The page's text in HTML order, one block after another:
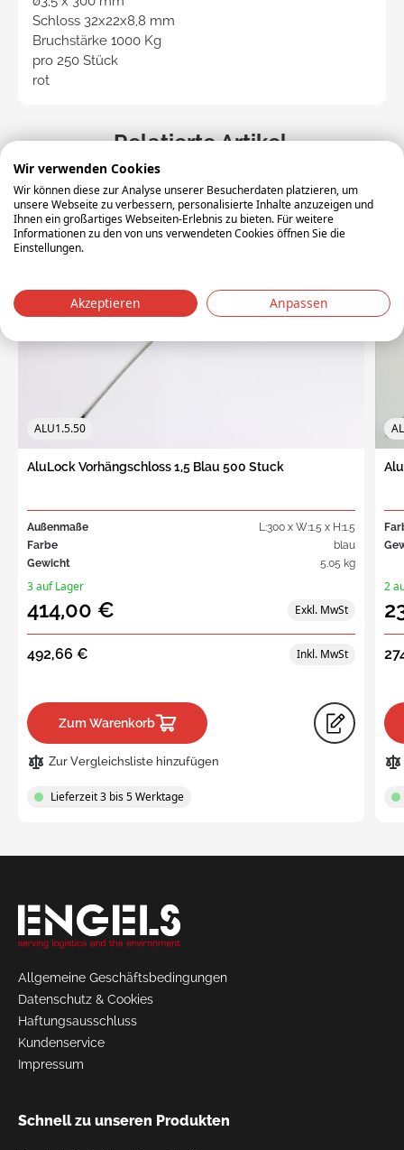
Schloss 32x22x8,8 mm
Bruchstärke 1000 Kg
pro 250 Stück
rot
Relatierte Artikel
ALU1.5.50
AluLock Vorhängschloss 1,5 Blau 500 Stuck
Außenmaße
L:300 x W:1.5 x H:1.5
Farbe
blau
Gewicht
5.05 kg
3 auf Lager
414,00 €
492,66 €
Zum Warenkorb
Zur Vergleichsliste hinzufügen
Lieferzeit 3 bis 5 Werktage
2
a Quote
Allgemeine Geschäftsbedingungen
Datenschutz & Cookies
Haftungsausschluss
Kundenservice
Impressum
Schnell zu unseren Produkten
Wir verwenden Cookies
Wir können diese zur Analyse unserer Besucherdaten platzieren, um
unsere Webseite zu verbessern, personalisierte Inhalte anzuzeigen und
Ihnen ein großartiges Webseiten-Erlebnis zu bieten. Für weitere
Informationen zu den von uns verwendeten Cookies öffnen Sie die
Einstellungen.
Akzeptieren Anpassen